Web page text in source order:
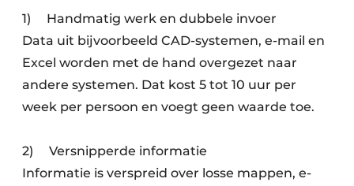
1) Handmatig werk en dubbele invoer
Data uit bijvoorbeeld CAD-systemen, e-mail en
Excel worden met de hand overgezet naar
andere systemen. Dat kost 5 tot 10 uur per
week per persoon en voegt geen waarde toe.
2) Versnipperde informatie
Informatie is verspreid over losse mappen, e-